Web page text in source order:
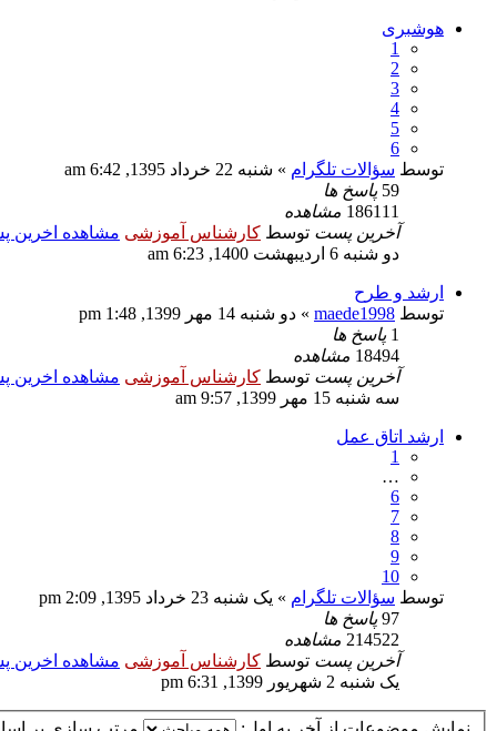
هوشبری
1
2
3
4
5
6
توسط سؤالات تلگرام » شنبه 22 خرداد 1395, 6:42 am
59 پاسخ ها
186111 مشاهده
آخرین پست توسط کارشناس آموزشی مشاهده اخرین
دو شنبه 6 اردیبهشت 1400, 6:23 am
ارشد و طرح
توسط maede1998 » دو شنبه 14 مهر 1399, 1:48 pm
1 پاسخ ها
18494 مشاهده
آخرین پست توسط کارشناس آموزشی مشاهده اخرین
سه شنبه 15 مهر 1399, 9:57 am
ارشد اتاق عمل
1
…
6
7
8
9
10
توسط سؤالات تلگرام » یک شنبه 23 خرداد 1395, 2:09 pm
97 پاسخ ها
214522 مشاهده
آخرین پست توسط کارشناس آموزشی مشاهده اخرین
یک شنبه 2 شهریور 1399, 6:31 pm